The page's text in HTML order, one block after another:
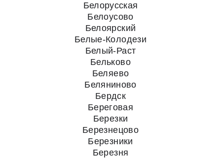
Белорусская
Белоусово
Белоярский
Белые-Колодези
Белый-Раст
Бельково
Беляево
Беляниново
Бердск
Береговая
Березки
Березнецово
Березники
Березня